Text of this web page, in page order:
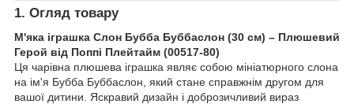
1. Огляд товару
М'яка іграшка Слон Бубба Буббаслон (30 см) – Плюшевий
Герой від Поппі Плейтайм (00517-80)
Ця чарівна плюшева іграшка являє собою мініатюрного слона
на ім'я Бубба Буббаслон, який стане справжнім другом для
вашої дитини. Яскравий дизайн і доброзичливий вираз